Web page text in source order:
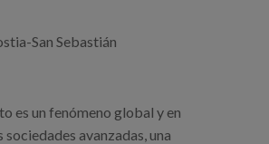
San Sebastián
es un fenómeno global y en
sociedades avanzadas, una